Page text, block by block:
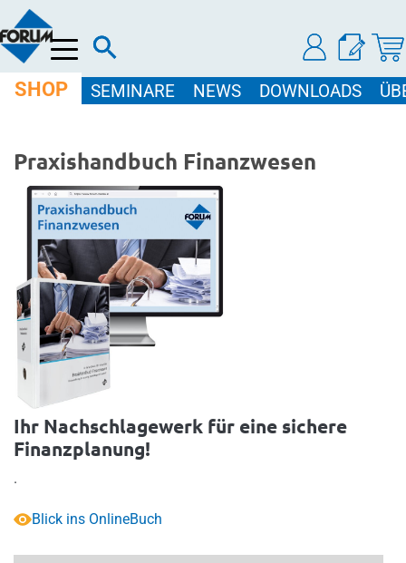
Menü
SHOP SEMINARE NEWS DOWNLOADS
Praxishandbuch Finanzwesen
Ihr Nachschlagewerk für eine sichere
Finanzplanung!
.
Blick ins OnlineBuch